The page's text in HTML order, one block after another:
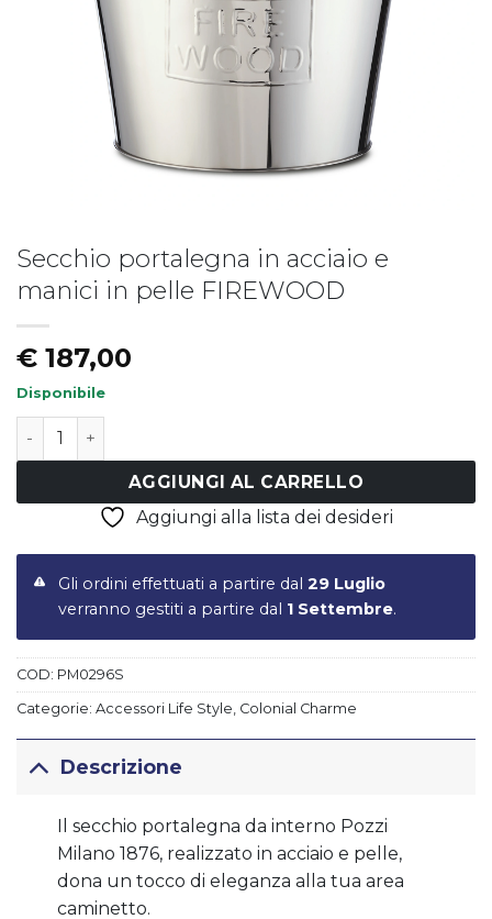
Piatto fondo LIBERTY
€ 19,50
Piatto LIBERTY - vers.B
€ 17,50
Secchio portalegna in acciaio e
manici in pelle FIREWOOD
€ 187,00
Disponibile
Secchio portalegna in acciaio e manici in pelle
AGGIUNGI AL CARRELLO
Aggiungi alla lista dei desideri
Gli ordini effettuati a partire dal 29 Luglio
verranno gestiti a partire dal 1 Settembre.
COD: PM0296S
Categorie: Accessori Life Style Colonial Charme
Descrizione
Il secchio portalegna da interno Pozzi
Milano 1876, realizzato in acciaio e pelle,
dona un tocco di eleganza alla tua area
caminetto.